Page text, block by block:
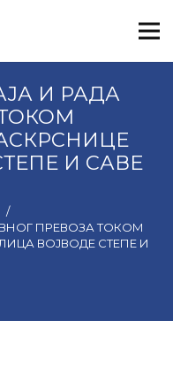
И РАДА
И САВЕ
/
ПРЕВОЗА ТОКОМ
ВОЈВОДЕ СТЕПЕ И